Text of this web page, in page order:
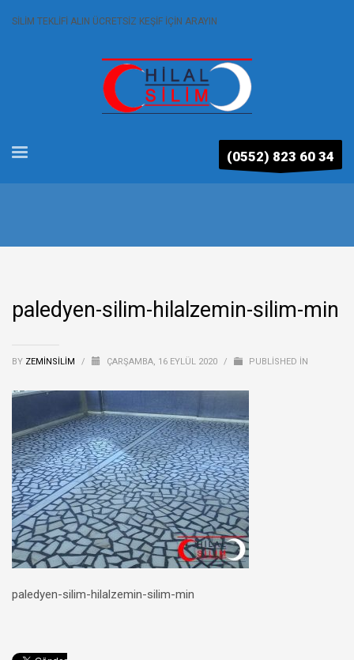
SİLİM TEKLİFİ ALIN ÜCRETSİZ KEŞİF İÇİN ARAYIN
(0552) 823 60 34
paledyen-silim-hilalzemin-silim-min
BY ZEMINSILIM / ÇARŞAMBA, 16 EYLÜL 2020 / PUBLISHED IN
paledyen-silim-hilalzemin-silim-min